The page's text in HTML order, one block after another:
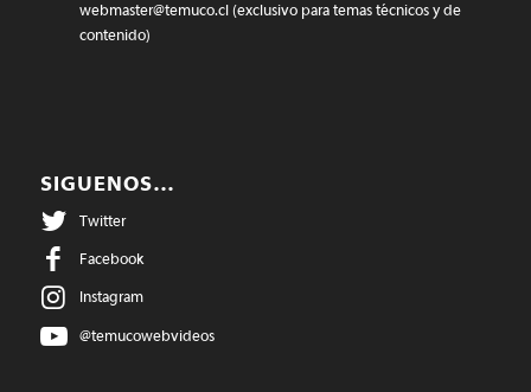
webmaster@temuco.cl(exclusivo para temas técnicos y de
contenido)
SIGUENOS…
Twitter
Facebook
Instagram
@temucowebvideos